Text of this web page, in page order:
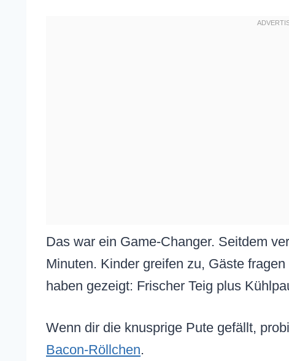
Das war ein Game-Changer. Seitdem
Minuten. Kinder greifen zu, Gäste
haben gezeigt: Frischer Teig plus
Wenn dir die knusprige Pute gefällt,
Bacon-Röllchen.